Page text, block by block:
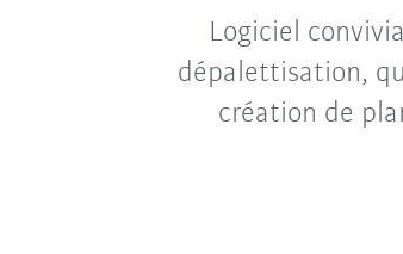
Logiciel
dépalettisation,
création de